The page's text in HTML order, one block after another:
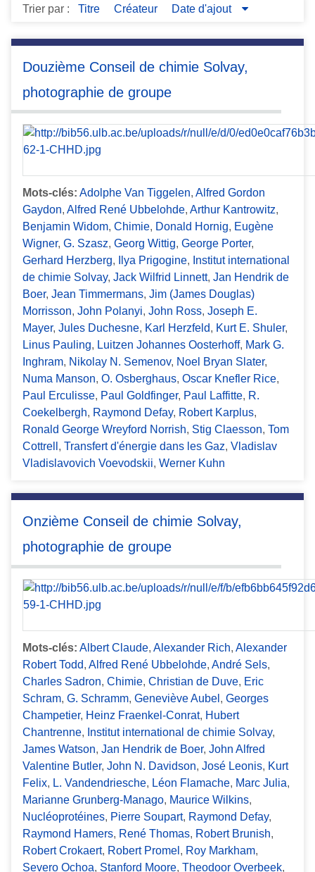
Trier par : Titre Créateur Date d'ajout
Douzième Conseil de chimie Solvay,
photographie de groupe
Mots-clés: Adolphe Van Tiggelen, Alfred Gordon
Gaydon, Alfred René Ubbelohde, Arthur Kantrowitz,
Benjamin Widom, Chimie, Donald Hornig, Eugène
Wigner, G. Szasz, Georg Wittig, George Porter,
Gerhard Herzberg, Ilya Prigogine, Institut international
de chimie Solvay, Jack Wilfrid Linnett, Jan Hendrik de
Boer, Jean Timmermans, Jim (James Douglas)
Morrisson, John Polanyi, John Ross, Joseph E.
Mayer, Jules Duchesne, Karl Herzfeld, Kurt E. Shuler,
Linus Pauling, Luitzen Johannes Oosterhoff, Mark G.
Inghram, Nikolay N. Semenov, Noel Bryan Slater,
Numa Manson, O. Osberghaus, Oscar Knefler Rice,
Paul Erculisse, Paul Goldfinger, Paul Laffitte, R.
Coekelbergh, Raymond Defay, Robert Karplus,
Ronald George Wreyford Norrish, Stig Claesson, Tom
Cottrell , Transfert d'énergie dans les Gaz, Vladislav
Vladislavovich Voevodskii, Werner Kuhn
Onzième Conseil de chimie Solvay,
photographie de groupe
Mots-clés: Albert Claude, Alexander Rich, Alexander
Robert Todd, Alfred René Ubbelohde, André Sels,
Charles Sadron, Chimie, Christian de Duve, Eric
Schram, G. Schramm, Geneviève Aubel , Georges
Champetier, Heinz Fraenkel-Conrat, Hubert
Chantrenne, Institut international de chimie Solvay,
James Watson, Jan Hendrik de Boer, John Alfred
Valentine Butler, John N. Davidson, José Leonis, Kurt
Felix, L. Vandendriesche, Léon Flamache, Marc Julia,
Marianne Grunberg-Manago, Maurice Wilkins,
Nucléoprotéines, Pierre Soupart, Raymond Defay,
Raymond Hamers, René Thomas, Robert Brunish,
Robert Crokaert, Robert Promel , Roy Markham,
Severo Ochoa, Stanford Moore, Theodoor Overbeek,